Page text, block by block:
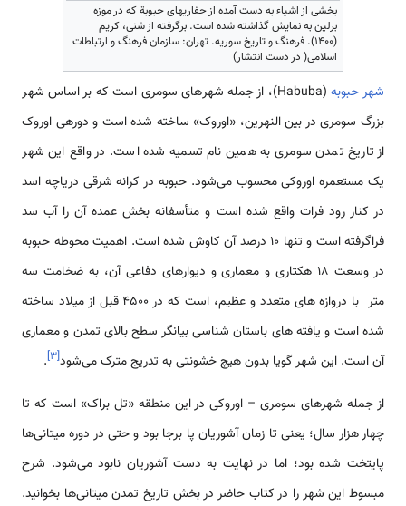
بخشی از اشیاء به دست آمده از حفاری­های حبوبة که در موزه
برلین به نمایش گذاشته شده است. برگرفته از شنی، کریم
(۱۴۰۰). فرهنگ و تاریخ سوریه. تهران: سازمان فرهنگ و ارتباطات
اسلامی( در دست انتشار)
شهر حبوبه
(Habuba)، از جمله شهرهای سومری است که بر اساس شهر
بزرگ سومری در بین­ النهرین، «اوروک» ساخته شده است و دوره­­ی اوروک
از تاریخ تمدن سومری به همین نام تسمیه شده است. در واقع این شهر
یک مستعمره اوروکی محسوب می‌شود. حبوبه در کرانه شرقی دریاچه اسد
در کنار رود فرات واقع شده است و متأسفانه بخش عمده آن را آب سد
فراگرفته است و تنها 10 درصد آن کاوش شده است. اهمیت محوطه حبوبه
در وسعت 18 هکتاری و معماری و دیوارهای دفاعی آن، به ضخامت سه
متر با دروازه های متعدد و عظیم، است که در 4500 قبل از میلاد ساخته
شده است و یافته های باستان شناسی بیانگر سطح بالای تمدن و معماری
آن است. این شهر گویا بدون هیچ خشونتی به تدریج مترک می‌شود[۳]
.
از جمله شهرهای سومری – اوروکی در این منطقه «تل براک» است که تا
چهار هزار سال؛ یعنی تا زمان آشوریان پا برجا بود و حتی در دوره میتانی‌ها
پایتخت شده بود؛ اما در نهایت به دست آشوریان نابود می‌شود. شرح
مبسوط این شهر را در کتاب حاضر در بخش تاریخ تمدن میتانی‌ها بخوانید.